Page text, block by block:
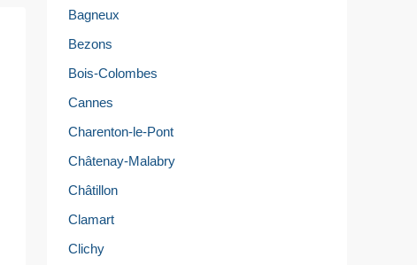
Bagneux
Bezons
Bois-Colombes
Cannes
Charenton-le-Pont
Châtenay-Malabry
Châtillon
Clamart
Clichy